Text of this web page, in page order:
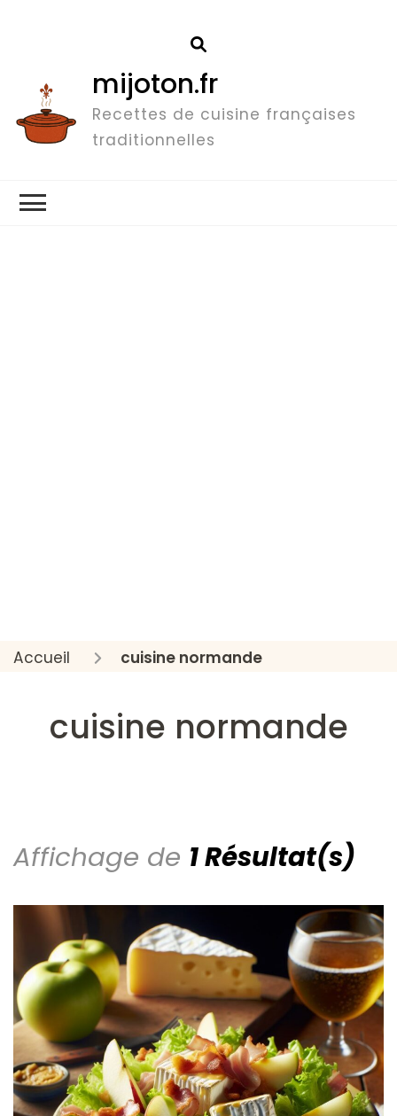
mijoton.fr
Recettes de cuisine françaises
traditionnelles
Accueil cuisine normande
cuisine normande
Affichage de 1 Résultat(s)